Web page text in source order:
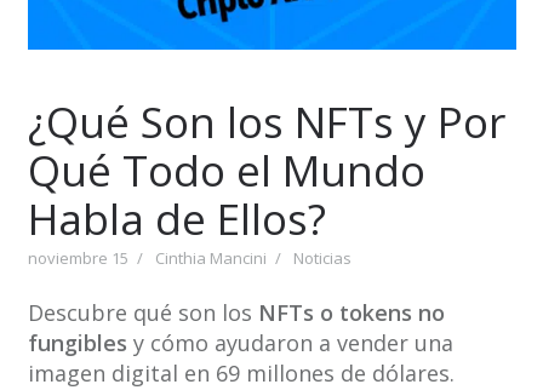
¿Qué Son los NFTs y Por
Qué Todo el Mundo
Habla de Ellos?
noviembre 15 Cinthia Mancini Noticias
Descubre qué son los NFTs o tokens no
fungibles y cómo ayudaron a vender una
imagen digital en 69 millones de dólares.